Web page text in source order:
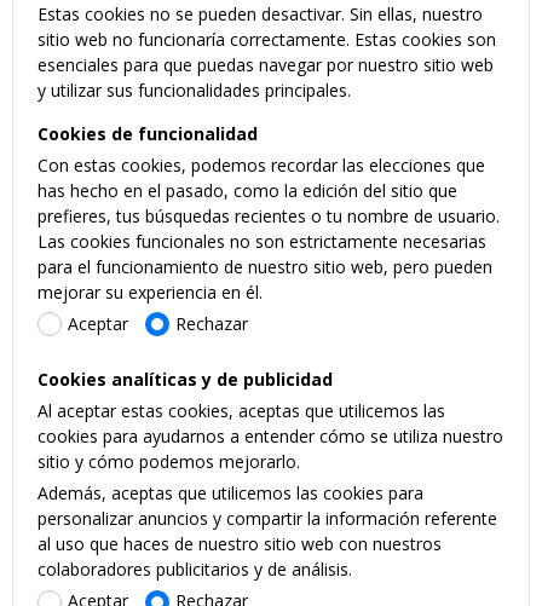
Estas cookies no se pueden desactivar. Sin ellas, nuestro
sitio web no funcionaría correctamente. Estas cookies son
esenciales para que puedas navegar por nuestro sitio web
y utilizar sus funcionalidades principales.
Cookies de funcionalidad
Con estas cookies, podemos recordar las elecciones que
has hecho en el pasado, como la edición del sitio que
prefieres, tus búsquedas recientes o tu nombre de usuario.
Las cookies funcionales no son estrictamente necesarias
para el funcionamiento de nuestro sitio web, pero pueden
mejorar su experiencia en él.
Aceptar
Rechazar
Cookies analíticas y de publicidad
Al aceptar estas cookies, aceptas que utilicemos las
cookies para ayudarnos a entender cómo se utiliza nuestro
sitio y cómo podemos mejorarlo.
Además, aceptas que utilicemos las cookies para
personalizar anuncios y compartir la información referente
al uso que haces de nuestro sitio web con nuestros
colaboradores publicitarios y de análisis.
Aceptar
Rechazar